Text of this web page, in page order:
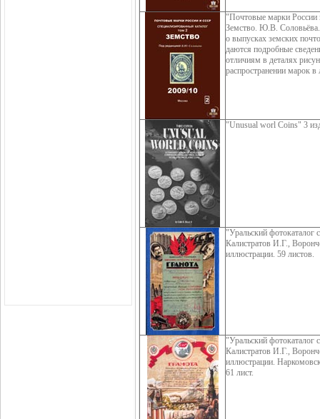
"Почтовые марки России
Земство. Ю.В.
о выпусках земских
даются подробные
отличиям в деталях
распространении марок в
"Unusual worl Coins" 3
"Уральский фотокаталог
Калистратов И.Г.,
иллюстрации. 59 листов.
"Уральский фотокаталог
Калистратов И.Г.,
иллюстрации.
61 лист.